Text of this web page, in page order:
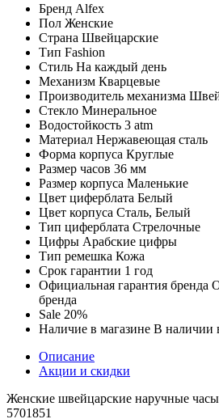
Бренд Alfex
Пол Женские
Страна Швейцарские
Тип Fashion
Стиль На каждый день
Механизм Кварцевые
Производитель механизма
Стекло Минеральное
Водостойкость 3 atm
Материал Нержавеющая сталь
Форма корпуса Круглые
Размер часов 36 мм
Размер корпуса Маленькие
Цвет циферблата Белый
Цвет корпуса Сталь, Белый
Тип циферблата Стрелочные
Цифры Арабские цифры
Тип ремешка Кожа
Срок гарантии 1 год
Официальная гарантия бренда
бренда
Sale 20%
Наличие в магазине В наличии
Описание
Акции и скидки
Женские швейцарские наручные
5701851